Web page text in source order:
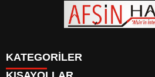
KATEGORİLER